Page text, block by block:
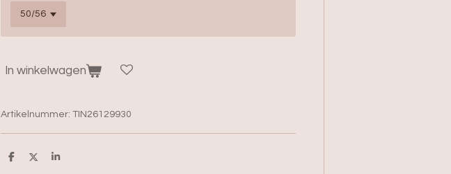
In winkelwagen
Artikelnummer: TIN26129930
D
D
S